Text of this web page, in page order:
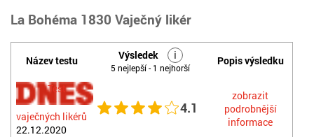
La Bohéma 1830 Vaječný likér
Název testu Výsledek i
5 nejlepší - 1 nejhorší
Popis výsledku
Test
vaječných likérů
22.12.2020
4.1
zobrazit
podrobnější
informace